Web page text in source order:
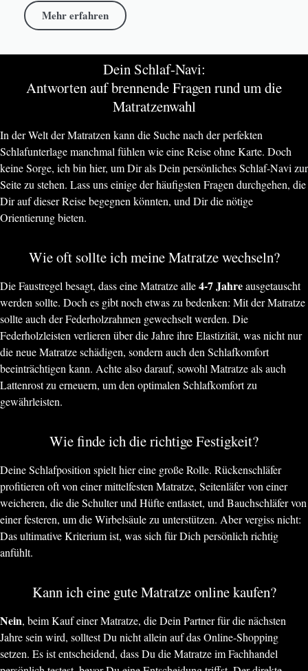
Mehr erfahren
Dein Schlaf-Navi:
Antworten auf brennende Fragen rund um die
Matratzenwahl
In der Welt der Matratzen kann die Suche nach der perfekten
Schlafunterlage manchmal fühlen wie eine Reise ohne Karte. Doch
keine Sorge, ich bin hier, um Dir als Dein persönliches Schlaf-Navi zur
Seite zu stehen. Lass uns einige der häufigsten Fragen durchgehen, die
Dir auf dieser Reise begegnen könnten, und Dir die nötige
Orientierung bieten.
Wie oft sollte ich meine Matratze wechseln?
Die Faustregel besagt, dass eine Matratze alle4-7 Jahreausgetauscht
werden sollte. Doch es gibt noch etwas zu bedenken: Mit der Matratze
sollte auch der Federholzrahmen gewechselt werden. Die
Federholzleisten verlieren über die Jahre ihre Elastizität, was nicht nur
die neue Matratze schädigen, sondern auch den Schlafkomfort
beeinträchtigen kann. Achte also darauf, sowohl Matratze als auch
Lattenrost zu erneuern, um den optimalen Schlafkomfort zu
gewährleisten.
Wie finde ich die richtige Festigkeit?
Deine Schlafposition spielt hier eine große Rolle. Rückenschläfer
profitieren oft von einer mittelfesten Matratze, Seitenläfer von einer
weicheren, die die Schulter und Hüfte entlastet, und Bauchschläfer von
einer festeren, um die Wirbelsäule zu unterstützen. Aber vergiss nicht:
Das ultimative Kriterium ist, was sich für Dich persönlich richtig
anfühlt.
Kann ich eine gute Matratze online kaufen?
Nein, beim Kauf einer Matratze, die Dein Partner für die nächsten
Jahre sein wird, solltest Du nicht allein auf das Online-Shopping
setzen. Es ist entscheidend, dass Du die Matratze im Fachhandel